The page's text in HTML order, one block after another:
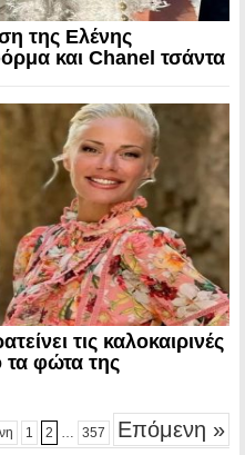
της Ελένης
και Chanel τσάντα
τις καλοκαιρινές
τα φώτα της
1 2 … 357 Επόμενη »